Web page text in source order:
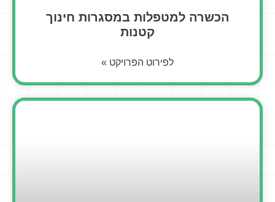
הכשרה למטפלות במסגרות חינוך
קטנות
לפירוט הפרויקט »